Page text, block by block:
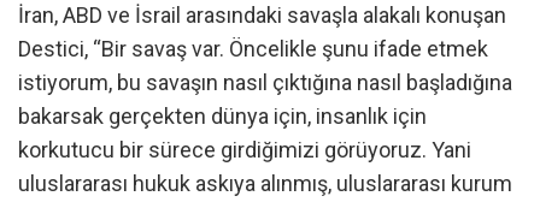
İran, ABD ve İsrail arasındaki savaşla alakalı konuşan
Destici, “Bir savaş var. Öncelikle şunu ifade etmek
istiyorum, bu savaşın nasıl çıktığına nasıl başladığına
bakarsak gerçekten dünya için, insanlık için
korkutucu bir sürece girdiğimizi görüyoruz. Yani
uluslararası hukuk askıya alınmış, uluslararası kurum